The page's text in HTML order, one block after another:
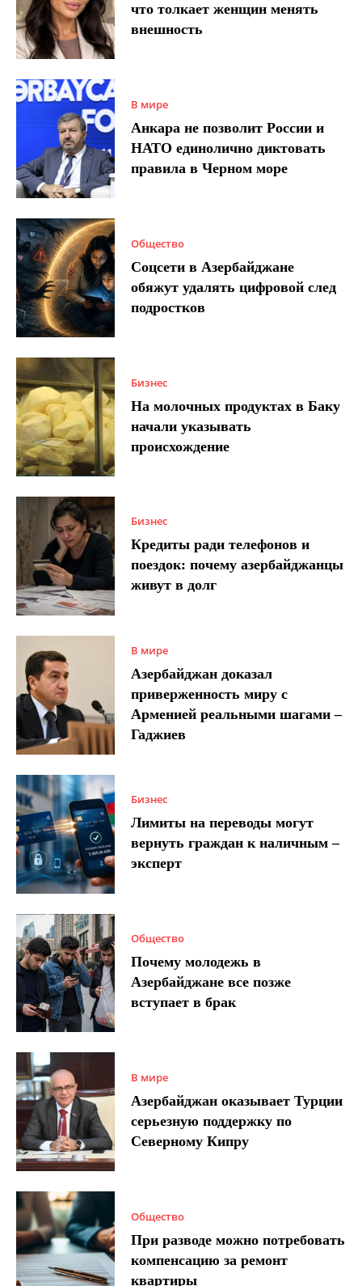
что толкает женщин менять
внешность
В мире
Анкара не позволит России и
НАТО единолично диктовать
правила в Черном море
Общество
Соцсети в Азербайджане
обяжут удалять цифровой след
подростков
Бизнес
На молочных продуктах в Баку
начали указывать
происхождение
Бизнес
Кредиты ради телефонов и
поездок: почему азербайджанцы
живут в долг
В мире
Азербайджан доказал
приверженность миру с
Арменией реальными шагами –
Гаджиев
Бизнес
Лимиты на переводы могут
вернуть граждан к наличным –
эксперт
Общество
Почему молодежь в
Азербайджане все позже
вступает в брак
В мире
Азербайджан оказывает Турции
серьезную поддержку по
Северному Кипру
Общество
При разводе можно потребовать
компенсацию за ремонт
квартиры